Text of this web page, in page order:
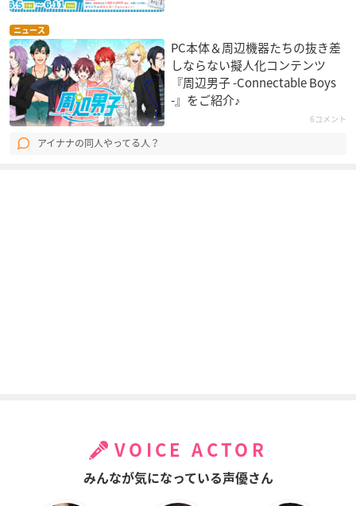
ニュース
PC本体＆周辺機器たちの抜き差
しならない擬人化コンテンツ
『周辺男子 -Connectable Boys
-』をご紹介♪
6コメント
アイナナの同人やってる人？
VOICE ACTOR
みんなが気になっている声優さん